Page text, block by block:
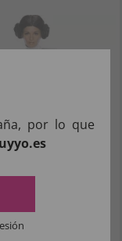
por lo que